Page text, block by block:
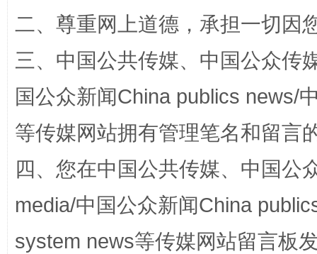
国家大学科技园优化重塑工作
二、尊重网上道德，承担一切因
三、中国公共传媒、中国公众传
国公众新闻China publics news/
等传媒网站拥有管理笔名和留言
四、您在中国公共传媒、中国公
media/中国公众新闻China
system news等传媒网站留言板